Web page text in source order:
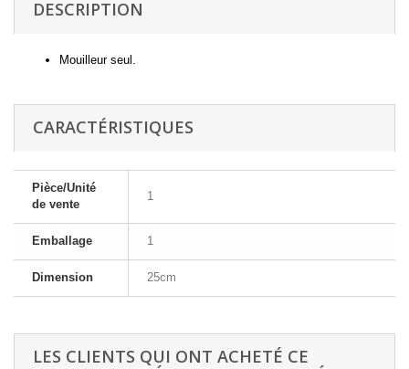
DESCRIPTION
Mouilleur seul.
CARACTÉRISTIQUES
Pièce/Unité
de vente
1
Emballage 1
Dimension 25cm
LES CLIENTS QUI ONT ACHETÉ CE